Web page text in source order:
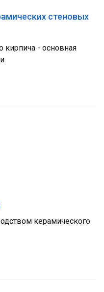
стеновых
кирпича - основная
керамического